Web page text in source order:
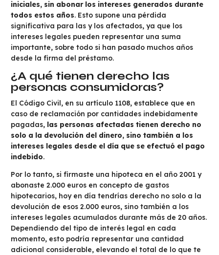
iniciales, sin abonar los intereses generados durante
todos estos años. Esto supone una pérdida
significativa para las y los afectados, ya que los
intereses legales pueden representar una suma
importante, sobre todo si han pasado muchos años
desde la firma del préstamo.
¿A qué tienen derecho las
personas consumidoras?
El Código Civil, en su artículo 1108, establece que en
caso de reclamación por cantidades indebidamente
pagadas, las personas afectadas tienen derecho no
solo a la devolución del dinero, sino también a los
intereses legales desde el día que se efectuó el pago
indebido.
Por lo tanto, si firmaste una hipoteca en el año 2001 y
abonaste 2.000 euros en concepto de gastos
hipotecarios, hoy en día tendrías derecho no solo a la
devolución de esos 2.000 euros, sino también a los
intereses legales acumulados durante más de 20 años.
Dependiendo del tipo de interés legal en cada
momento, esto podría representar una cantidad
adicional considerable, elevando el total de lo que te